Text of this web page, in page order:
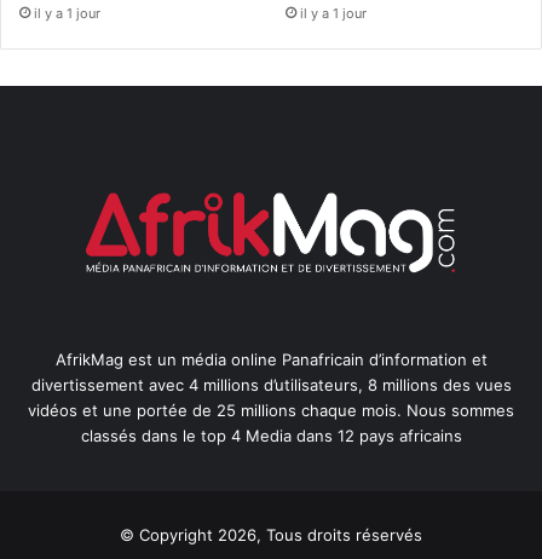
il y a 1 jour il y a 1 jour
AfrikMag est un média online Panafricain d’information et
divertissement avec 4 millions d’utilisateurs, 8 millions des vues
vidéos et une portée de 25 millions chaque mois. Nous sommes
classés dans le top 4 Media dans 12 pays africains
© Copyright 2026, Tous droits réservés